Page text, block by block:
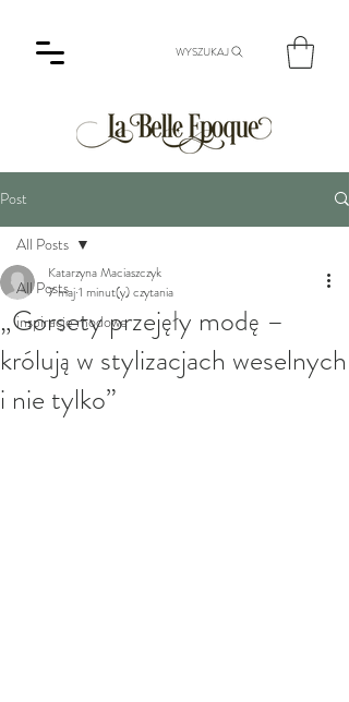
WYSZUKAJ
Post
All Posts
inspiracje modowe
All Posts
„Gorsety przejęły modę –
królują w stylizacjach weselnych
i nie tylko”
Katarzyna Maciaszczyk
7 maj1 minut(y) czytania